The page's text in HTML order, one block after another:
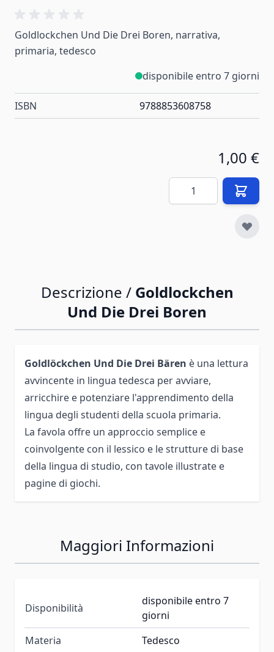
Goldlockchen Und Die Drei Boren, narrativa,
primaria, tedesco
disponibile entro 7 giorni
ISBN 9788853608758
1,00 €
Quantità
Descrizione / Goldlockchen
Und Die Drei Boren
Goldlöckchen Und Die Drei Bären è una lettura
avvincente in lingua tedesca per avviare,
arricchire e potenziare l'apprendimento della
lingua degli studenti della scuola primaria.
La favola offre un approccio semplice e
coinvolgente con il lessico e le strutture di base
della lingua di studio, con tavole illustrate e
pagine di giochi.
Maggiori Informazioni
Disponibilità
disponibile entro 7
giorni
Materia
Tedesco